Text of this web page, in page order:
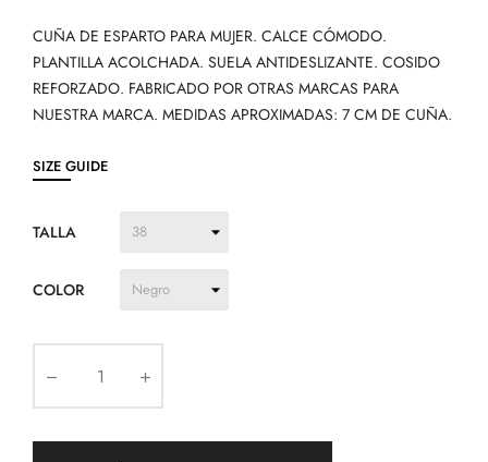
CUÑA DE ESPARTO PARA MUJER. CALCE CÓMODO.
PLANTILLA ACOLCHADA. SUELA ANTIDESLIZANTE. COSIDO
REFORZADO. FABRICADO POR OTRAS MARCAS PARA
NUESTRA MARCA. MEDIDAS APROXIMADAS: 7 CM DE CUÑA.
SIZE GUIDE
TALLA
COLOR